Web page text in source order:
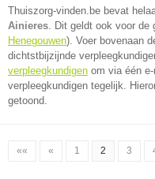
Thuiszorg-vinden.be bevat
Ainieres. Dit geldt ook voor de
Henegouwen). Voer bovenaan
dichtstbijzijnde
verpleegkundigen om via één
verpleegkundigen tegelijk.
getoond.
«« « 1 2 3